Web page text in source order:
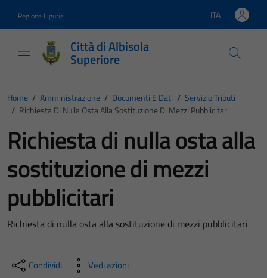
Regione Liguria Lingua attiva:
ITA
Città di Albisola
Superiore
Home / Amministrazione / Documenti E Dati / Servizio Tributi
/ Richiesta Di Nulla Osta Alla Sostituzione Di Mezzi Pubblicitari
Richiesta di nulla osta alla
sostituzione di mezzi
pubblicitari
Richiesta di nulla osta alla sostituzione di mezzi pubblicitari
Condividi Vedi azioni